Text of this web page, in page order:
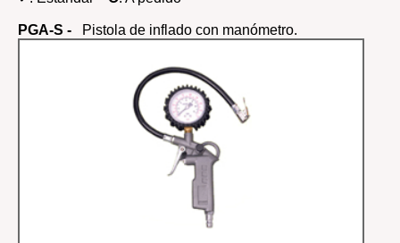
PGA-S - Pistola de inflado con manómetro.